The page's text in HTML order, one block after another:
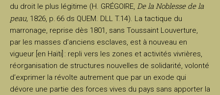
du droit le plus légitime (H. GRÉGOIRE, De la Noblesse de la
peau, 1826, p. 66 ds QUEM. DLL T.14). La tactique du
marronage, reprise dès 1801, sans Toussaint Louverture,
par les masses d’anciens esclaves, est à nouveau en
vigueur [en Haïti] : repli vers les zones et activités vivrières,
réorganisation de structures nouvelles de solidarité, volonté
d’exprimer la révolte autrement que par un exode qui
dévore une partie des forces vives du pays sans apporter la